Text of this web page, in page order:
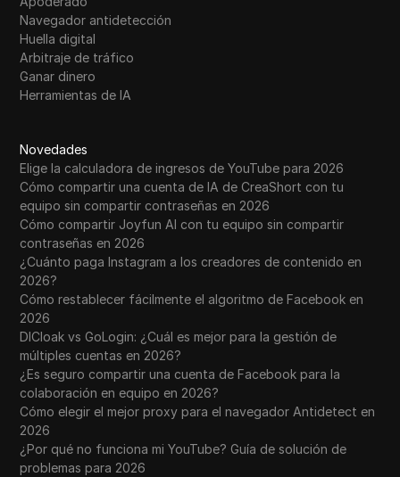
Navegador antidetección
Huella digital
Arbitraje de tráfico
Ganar dinero
Herramientas de IA
Novedades
Elige la calculadora de ingresos de YouTube para 2026
Cómo compartir una cuenta de IA de CreaShort con tu
equipo sin compartir contraseñas en 2026
Cómo compartir Joyfun AI con tu equipo sin compartir
contraseñas en 2026
¿Cuánto paga Instagram a los creadores de contenido en
2026?
Cómo restablecer fácilmente el algoritmo de Facebook en
2026
DICloak vs GoLogin: ¿Cuál es mejor para la gestión de
múltiples cuentas en 2026?
¿Es seguro compartir una cuenta de Facebook para la
colaboración en equipo en 2026?
Cómo elegir el mejor proxy para el navegador Antidetect en
2026
¿Por qué no funciona mi YouTube? Guía de solución de
problemas para 2026